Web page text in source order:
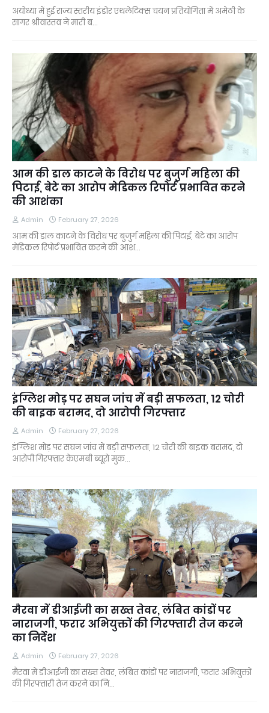
अयोध्या में हुई राज्य स्तरीय इंडोर एथलेटिक्स चयन प्रतियोगिता में अमेठी के
सागर श्रीवास्तव ने मारी ब…
आम की डाल काटने के विरोध पर बुजुर्ग महिला की
पिटाई, बेटे का आरोप मेडिकल रिपोर्ट प्रभावित करने
की आशंका
Admin February 27, 2026
आम की डाल काटने के विरोध पर बुजुर्ग महिला की पिटाई, बेटे का आरोप
मेडिकल रिपोर्ट प्रभावित करने की आश…
इंग्लिश मोड़ पर सघन जांच में बड़ी सफलता, 12 चोरी
की बाइक बरामद, दो आरोपी गिरफ्तार
Admin February 27, 2026
इंग्लिश मोड़ पर सघन जांच में बड़ी सफलता, 12 चोरी की बाइक बरामद, दो
आरोपी गिरफ्तार केएमबी ब्यूरो मुक…
मैरवा में डीआईजी का सख्त तेवर, लंबित कांडों पर
नाराजगी, फरार अभियुक्तों की गिरफ्तारी तेज करने
का निर्देश
Admin February 27, 2026
मैरवा में डीआईजी का सख्त तेवर, लंबित कांडों पर नाराजगी, फरार अभियुक्तों
की गिरफ्तारी तेज करने का नि…